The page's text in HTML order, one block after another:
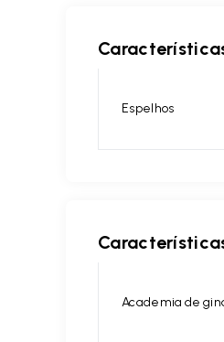
Espelhos
Academia de